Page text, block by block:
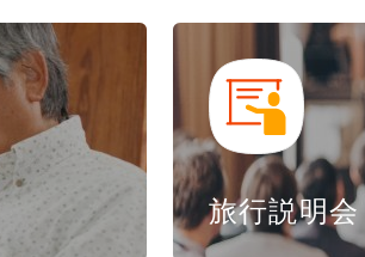
旅行説明会